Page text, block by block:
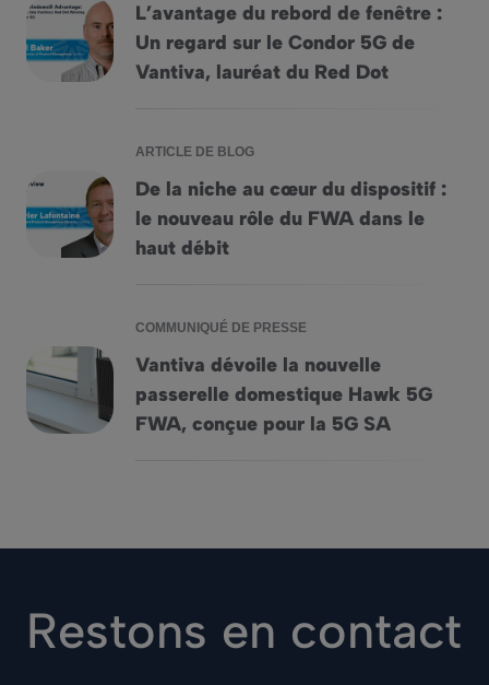
L’avantage du rebord de fenêtre :
Un regard sur le Condor 5G de
Vantiva, lauréat du Red Dot
L&rsquo;avantage du rebord de fenêtre : Un regard sur le
ARTICLE DE BLOG
De la niche au cœur du dispositif :
le nouveau rôle du FWA dans le
haut débit
De la niche au cœur du dispositif : le nouveau rôle du FWA
COMMUNIQUÉ DE PRESSE
Vantiva dévoile la nouvelle
passerelle domestique Hawk 5G
FWA, conçue pour la 5G SA
Vantiva dévoile la nouvelle passerelle domestique Hawk
Restons en contact